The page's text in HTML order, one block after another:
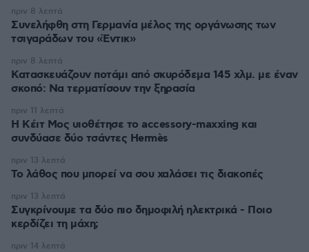
Συνελήφθη στη Γερμανία μέλος της οργάνωσης των
τσιγαράδων του «Έντικ»
πριν 8 λεπτά
Κατασκευάζουν ποτάμι από σκυρόδεμα 145 χλμ. με έναν
σκοπό: Να τερματίσουν την ξηρασία
πριν 8 λεπτά
Η Κέιτ Μος υιοθέτησε τo accessory-maxxing και
συνδύασε δύο τσάντες Hermès
πριν 11 λεπτά
Το λάθος που μπορεί να σου χαλάσει τις διακοπές
πριν 13 λεπτά
Συγκρίνουμε τα δύο πιο δημοφιλή ηλεκτρικά - Ποιο
κερδίζει τη μάχη;
πριν 13 λεπτά
πριν 14 λεπτά